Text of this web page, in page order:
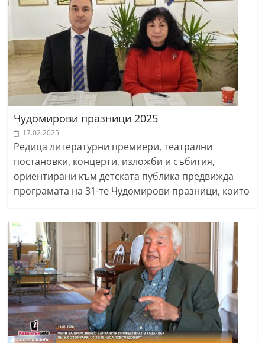
Чудомирови празници 2025
17.02.2025
Редица литературни премиери, театрални
постановки, концерти, изложби и събития,
ориентирани към детската публика предвижда
програмата на 31-те Чудомирови празници, които